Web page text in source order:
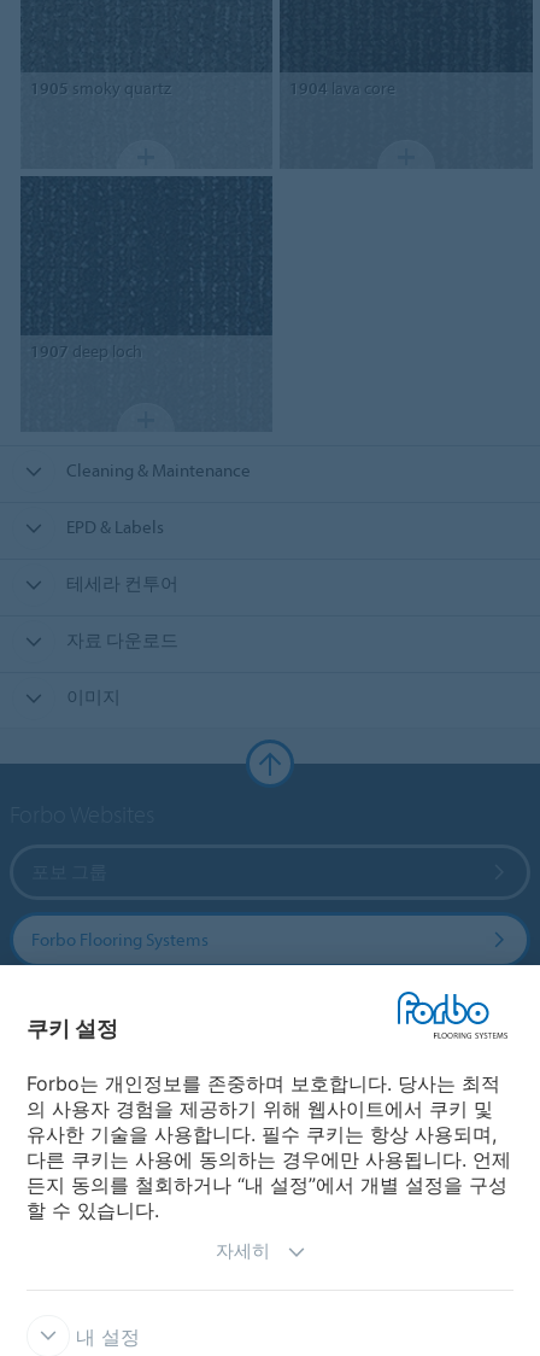
1905 smoky quartz 1904 lava core
1907 deep loch
Cleaning & Maintenance
EPD & Labels
테세라 컨투어
자료 다운로드
이미지
Forbo Flooring Systems
국가
국가 선택
쿠키 설정
Forbo는 개인정보를 존중하며 보호합니다. 당사는 최적
의 사용자 경험을 제공하기 위해 웹사이트에서 쿠키 및
유사한 기술을 사용합니다. 필수 쿠키는 항상 사용되며,
다른 쿠키는 사용에 동의하는 경우에만 사용됩니다. 언제
든지 동의를 철회하거나 “내 설정”에서 개별 설정을 구성
할 수 있습니다.
자세히
내 설정